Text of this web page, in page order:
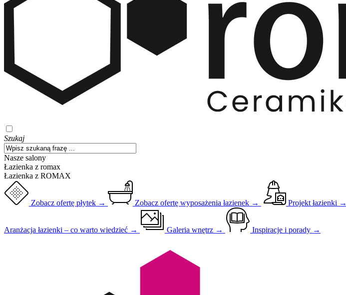
Szukaj
Nasze salony
Łazienka z romax
Łazienka z ROMAX
Zobacz ofertę płytek → Zobacz ofertę wyposażenia łazienek → Projekt łazienki →
Aranżacja łazienki – co warto wiedzieć → Galeria wnętrz → Inspiracje i porady →